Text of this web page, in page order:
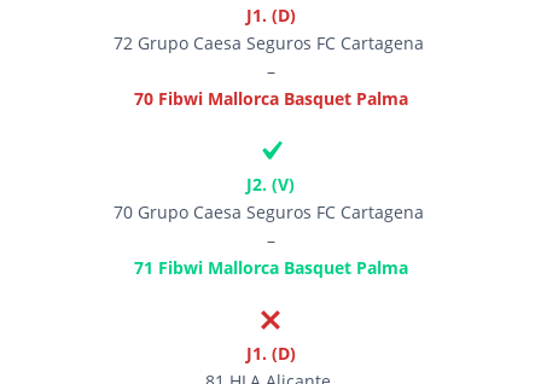
J1. (D)
72 Grupo Caesa Seguros FC Cartagena
–
70 Fibwi Mallorca Basquet Palma
J2. (V)
70 Grupo Caesa Seguros FC Cartagena
–
71 Fibwi Mallorca Basquet Palma
J1. (D)